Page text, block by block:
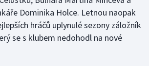
Dominika Holce. Letnou naopak
hráčů uplynulé sezony záložník
se s klubem nedohodl na nové